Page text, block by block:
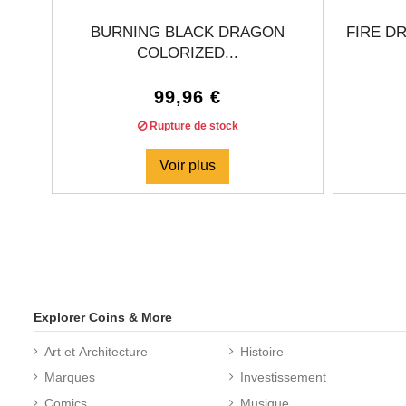
BURNING BLACK DRAGON
COLORIZED...
99,96 €
Rupture de stock
Voir plus
FIRE
Explorer Coins & More
Art et Architecture
Marques
Comics
Histoire
Investissement
Musique